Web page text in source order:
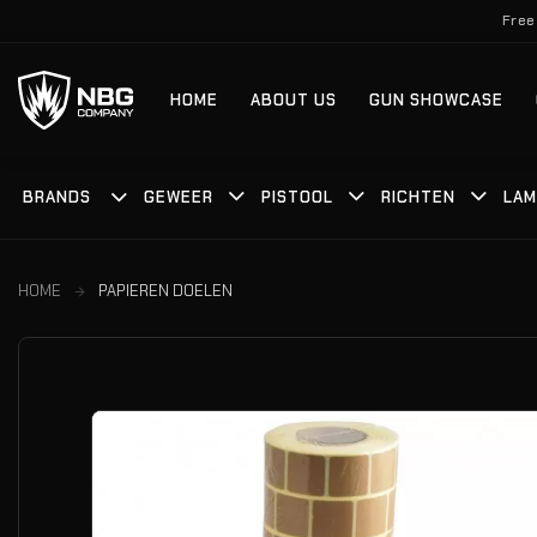
inhoud
HOME ABOUT US GUN SHOWCASE
BRANDS GEWEER PISTOOL RICHTEN
HOME PAPIEREN DOELEN